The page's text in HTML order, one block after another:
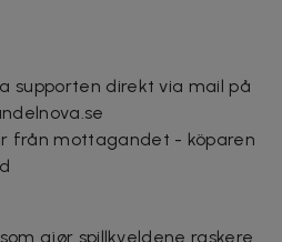
supporten direkt via mail på
från mottagandet - köparen
gjør spillkveldene raskere